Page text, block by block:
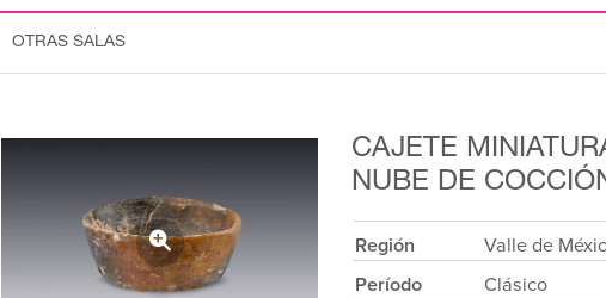
OTRAS SALAS
CAJETE
NUBE DE
Región
Valle de
Período
Clásico